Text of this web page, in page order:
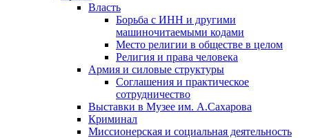
Власть
Борьба с ИНН и другими
машиночитаемыми кодами
Место религии в обществе в целом
Религия и права человека
Армия и силовые структуры
Соглашения и практическое
сотрудничество
Выставки в Музее им. А.Сахарова
Криминал
Миссионерская и социальная деятельность